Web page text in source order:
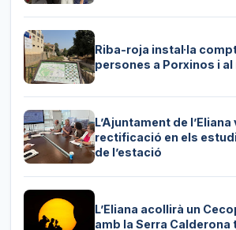
Riba-roja instal·la
persones a Porxinos i al
L’Ajuntament de l’Eliana
rectificació en els
de l’estació
L’Eliana acollirà un
amb la Serra Calderona